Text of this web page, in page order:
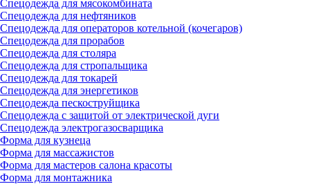
Спецодежда для мясокомбината
Спецодежда для нефтяников
Спецодежда для операторов котельной (кочегаров)
Спецодежда для прорабов
Спецодежда для столяра
Спецодежда для стропальщика
Спецодежда для токарей
Спецодежда для энергетиков
Спецодежда пескоструйщика
Спецодежда с защитой от электрической дуги
Спецодежда электрогазосварщика
Форма для кузнеца
Форма для массажистов
Форма для мастеров салона красоты
Форма для монтажника